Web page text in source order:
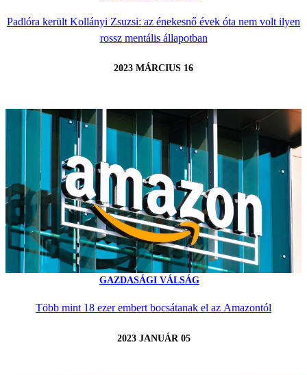
Padlóra került Kollányi Zsuzsi: az énekesnő évek óta nem volt ilyen
rossz mentális állapotban
2023 MÁRCIUS 16
GAZDASÁGI VÁLSÁG
Több mint 18 ezer embert bocsátanak el az Amazontól
2023 JANUÁR 05